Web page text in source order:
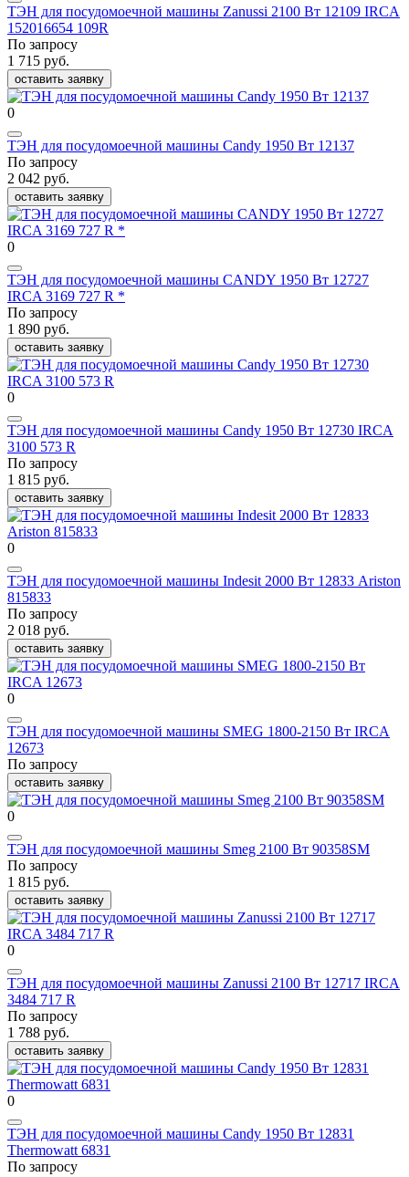
ТЭН для посудомоечной машины Zanussi 2100 Вт 12109 IRCA
152016654 109R
По запросу
1 715 руб.
оставить заявку
0
ТЭН для посудомоечной машины Candy 1950 Вт 12137
По запросу
2 042 руб.
оставить заявку
0
ТЭН для посудомоечной машины CANDY 1950 Вт 12727
IRCA 3169 727 R *
По запросу
1 890 руб.
оставить заявку
0
ТЭН для посудомоечной машины Candy 1950 Вт 12730 IRCA
3100 573 R
По запросу
1 815 руб.
оставить заявку
0
ТЭН для посудомоечной машины Indesit 2000 Вт 12833 Ariston
815833
По запросу
2 018 руб.
оставить заявку
0
ТЭН для посудомоечной машины SMEG 1800-2150 Вт IRCA
12673
По запросу
оставить заявку
0
ТЭН для посудомоечной машины Smeg 2100 Вт 90358SM
По запросу
1 815 руб.
оставить заявку
0
ТЭН для посудомоечной машины Zanussi 2100 Вт 12717 IRCA
3484 717 R
По запросу
1 788 руб.
оставить заявку
0
ТЭН для посудомоечной машины Candy 1950 Вт 12831
Thermowatt 6831
По запросу